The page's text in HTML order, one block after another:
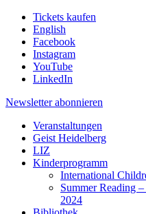
Tickets kaufen
English
Facebook
Instagram
YouTube
LinkedIn
Newsletter abonnieren
Veranstaltungen
Geist Heidelberg
LIZ
Kinderprogramm
International
Summer Reading
2024